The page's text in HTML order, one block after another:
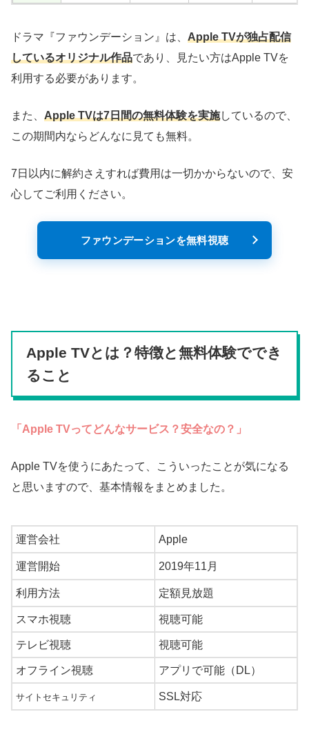
ドラマ『ファウンデーション』は、 Apple TVが独占配信
しているオリジナル作品であり、見たい方はApple TVを
利用する必要があります。
また、 Apple TVは7日間の無料体験を実施しているので、
この期間内ならどんなに見ても無料。
7日以内に解約さえすれば費用は一切かからないので、安
心してご利用ください。
ファウンデーションを無料視聴
Apple TVとは？特徴と無料体験ででき
ること
「Apple TVってどんなサービス？安全なの？」
Apple TVを使うにあたって、こういったことが気になる
と思いますので、基本情報をまとめました。
運営会社 Apple
運営開始 2019年11月
利用方法 定額見放題
スマホ視聴 視聴可能
テレビ視聴 視聴可能
オフライン視聴 アプリで可能（DL）
サイトセキュリティ SSL対応